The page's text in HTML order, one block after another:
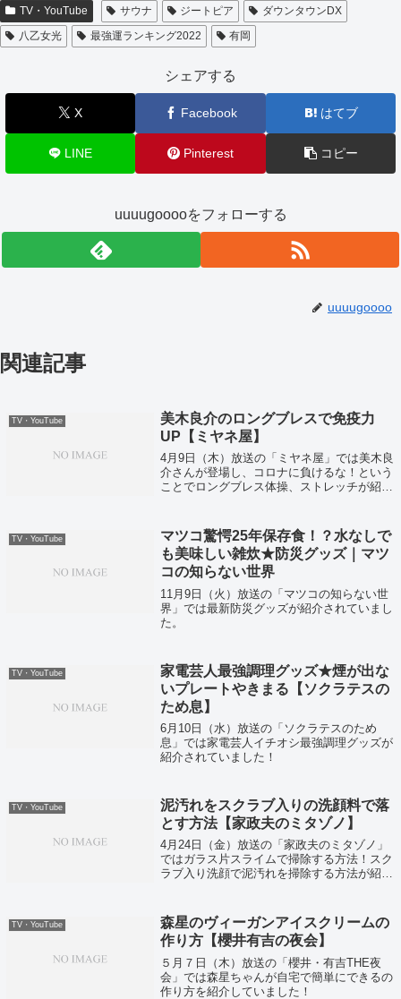
TV・YouTube サウナ ジートピア
ダウンタウンDX
八乙女光
最強運ランキング2022 有岡
シェアする
X Facebook はてブ
LINE Pinterest コピー
uuuugooooをフォローする
uuuugoooo
関連記事
TV・YouTube
美木良介のロングブレスで免疫力
UP【ミヤネ屋】
4月9日（木）放送の「ミヤネ屋」では美木良
介さんが登場し、コロナに負けるな！という
ことでロングブレス体操、ストレッチが紹介
TV・YouTube
マツコ驚愕25年保存食！？水なしで
も美味しい雑炊★防災グッズ｜マツ
コの知らない世界
11月9日（火）放送の「マツコの知らない世
界」では最新防災グッズが紹介されていまし
た。
TV・YouTube
家電芸人最強調理グッズ★煙が出な
いプレートやきまる【ソクラテスの
ため息】
6月10日（水）放送の「ソクラテスのため
息」では家電芸人イチオシ最強調理グッズが
紹介されていました！
TV・YouTube
泥汚れをスクラブ入りの洗顔料で落
とす方法【家政夫のミタゾノ】
4月24日（金）放送の「家政夫のミタゾノ」
ではガラス片スライムで掃除する方法！スク
ラブ入り洗顔で泥汚れを掃除する方法が紹介
TV・YouTube
森星のヴィーガンアイスクリームの
作り方【櫻井有吉の夜会】
５月７日（木）放送の「櫻井・有吉THE夜
会」では森星ちゃんが自宅で簡単にできるの
作り方を紹介していました！